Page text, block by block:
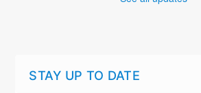
STAY UP TO DATE